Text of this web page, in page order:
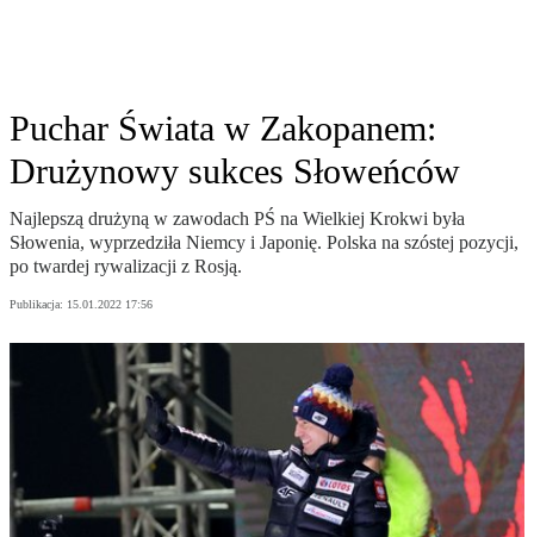
Puchar Świata w Zakopanem:
Drużynowy sukces Słoweńców
Najlepszą drużyną w zawodach PŚ na Wielkiej Krokwi była
Słowenia, wyprzedziła Niemcy i Japonię. Polska na szóstej pozycji,
po twardej rywalizacji z Rosją.
Publikacja: 15.01.2022 17:56